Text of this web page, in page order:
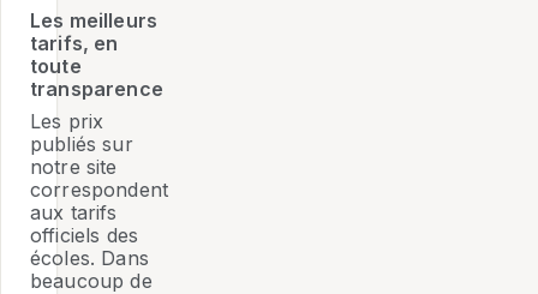
Les meilleurs
tarifs, en
toute
transparence
Les prix
publiés sur
notre site
correspondent
aux tarifs
officiels des
écoles. Dans
beaucoup de